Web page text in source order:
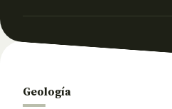
Geología